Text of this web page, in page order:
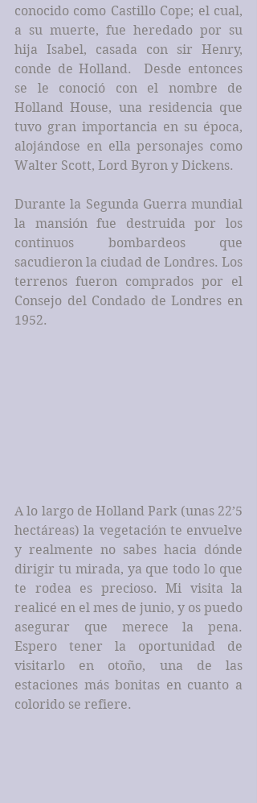
conocido como Castillo Cope; el cual,
a su muerte, fue heredado por su
hija Isabel, casada con sir Henry,
conde de Holland.  Desde entonces
se le conoció con el nombre de
Holland House, una residencia que
tuvo gran importancia en su época,
alojándose en ella personajes como
Walter Scott, Lord Byron y Dickens.
Durante la Segunda Guerra mundial
la mansión fue destruida por los
continuos bombardeos que
sacudieron la ciudad de Londres. Los
terrenos fueron comprados por el
Consejo del Condado de Londres en
1952.
A lo largo de Holland Park (unas 22’5
hectáreas) la vegetación te envuelve
y realmente no sabes hacia dónde
dirigir tu mirada, ya que todo lo que
te rodea es precioso. Mi visita la
realicé en el mes de junio, y os puedo
asegurar que merece la pena.
Espero tener la oportunidad de
visitarlo en otoño, una de las
estaciones más bonitas en cuanto a
colorido se refiere.